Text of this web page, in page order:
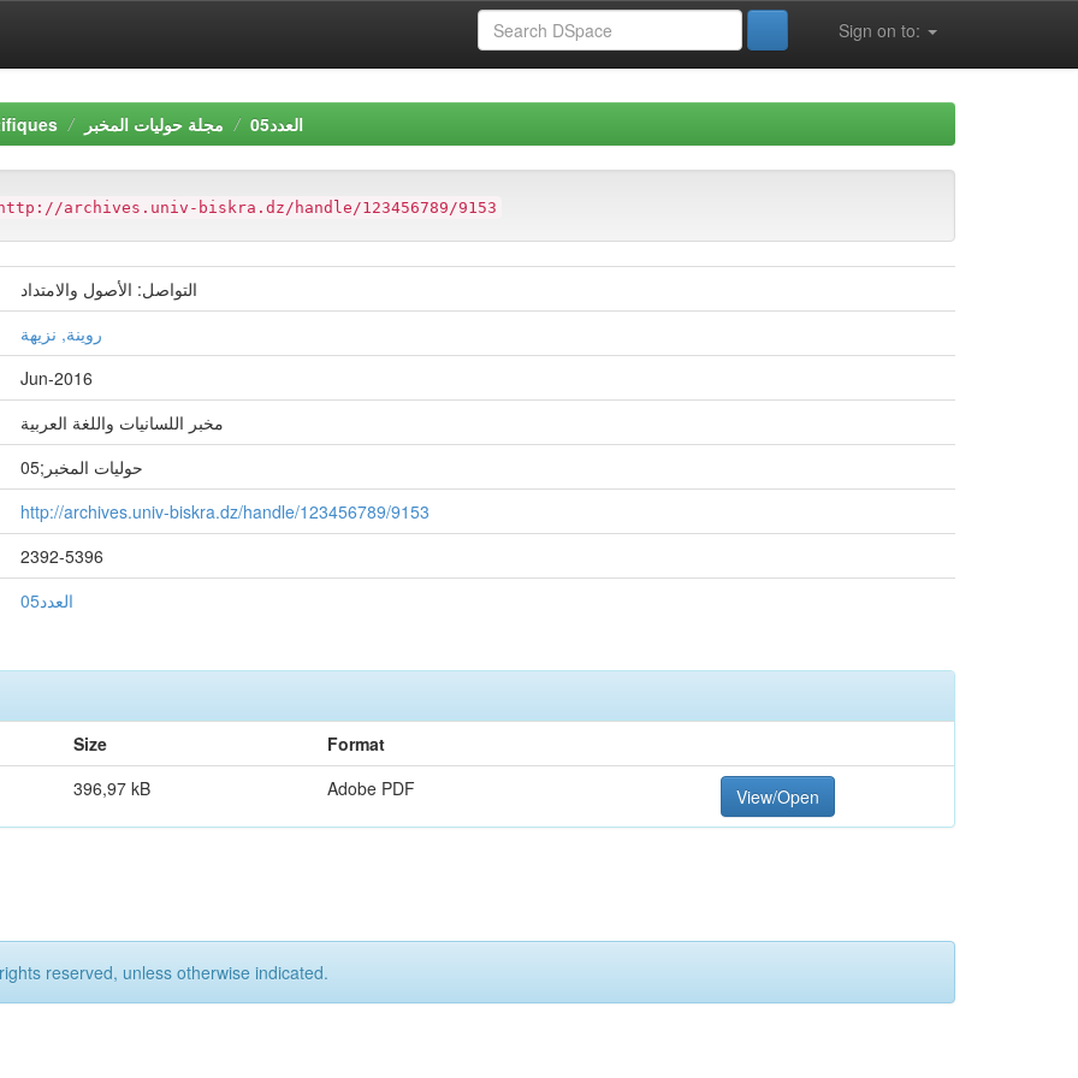
Sign on to:
مجلة حوليات المخبر العدد05
archives.univ-biskra.dz/handle/123456789/9153
التواصل: الأصول والامتداد
روينة, نزيهة
Jun-2016
مخبر اللسانيات واللغة العربية
حوليات المخبر;05
http://archives.univ-biskra.dz/handle/123456789/9153
2392-5396
العدد05
Size
Format
396,97 kB
Adobe PDF View/Open
reserved, unless otherwise indicated.